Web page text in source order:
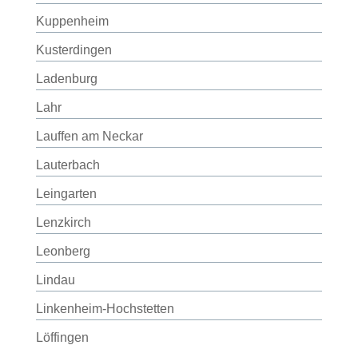
Kuppenheim
Kusterdingen
Ladenburg
Lahr
Lauffen am Neckar
Lauterbach
Leingarten
Lenzkirch
Leonberg
Lindau
Linkenheim-Hochstetten
Löffingen